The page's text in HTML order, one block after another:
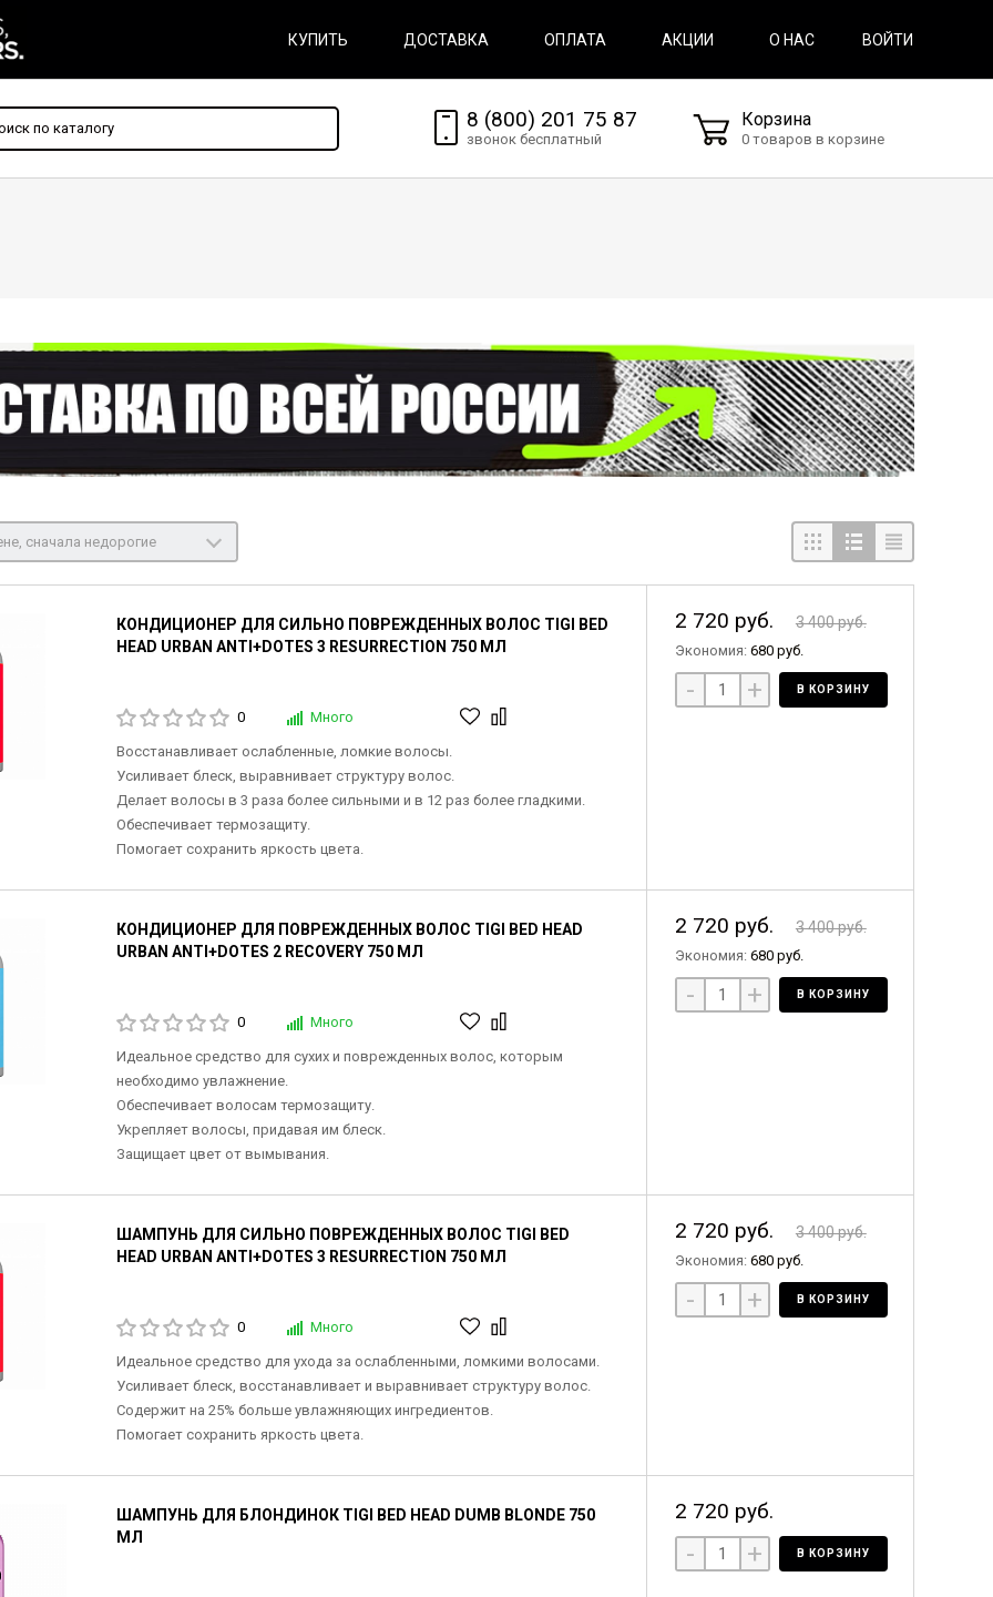
КУПИТЬ ДОСТАВКА ОПЛАТА АКЦИИ О НАС ВОЙТИ
8 (800) 201 75 87
звонок бесплатный
Корзина
0 товаров в корзине
сначала недорогие
КОНДИЦИОНЕР ДЛЯ СИЛЬНО ПОВРЕЖДЕННЫХ ВОЛОС TIGI BED
HEAD URBAN ANTI+DOTES 3 RESURRECTION 750 МЛ
0 Много
Восстанавливает ослабленные, ломкие волосы.
Усиливает блеск, выравнивает структуру волос.
Делает волосы в 3 раза более сильными и в 12 раз более гладкими.
Обеспечивает термозащиту.
Помогает сохранить яркость цвета.
2 720 руб. 3 400 руб.
Экономия: 680 руб.
- + В КОРЗИНУ
КОНДИЦИОНЕР ДЛЯ ПОВРЕЖДЕННЫХ ВОЛОС TIGI BED HEAD
URBAN ANTI+DOTES 2 RECOVERY 750 МЛ
0 Много
Идеальное средство для сухих и поврежденных волос, которым
необходимо увлажнение.
Обеспечивает волосам термозащиту.
Укрепляет волосы, придавая им блеск.
Защищает цвет от вымывания.
2 720 руб. 3 400 руб.
Экономия: 680 руб.
- + В КОРЗИНУ
ШАМПУНЬ ДЛЯ СИЛЬНО ПОВРЕЖДЕННЫХ ВОЛОС TIGI BED
HEAD URBAN ANTI+DOTES 3 RESURRECTION 750 МЛ
0 Много
Идеальное средство для ухода за ослабленными, ломкими волосами.
Усиливает блеск, восстанавливает и выравнивает структуру волос.
Содержит на 25% больше увлажняющих ингредиентов.
Помогает сохранить яркость цвета.
2 720 руб. 3 400 руб.
Экономия: 680 руб.
- + В КОРЗИНУ
ШАМПУНЬ ДЛЯ БЛОНДИНОК TIGI BED HEAD DUMB BLONDE 750
МЛ
2 720 руб.
- + В КОРЗИНУ